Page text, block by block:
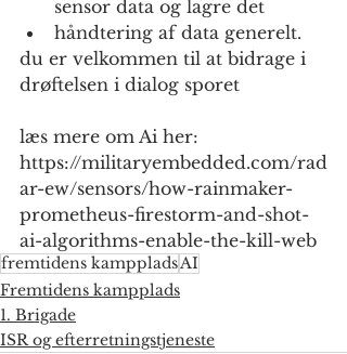
sensor data og lagre det
håndtering af data generelt.
du er velkommen til at bidrage i
drøftelsen i dialog sporet
læs mere om Ai her:
https://militaryembedded.com/rad
ar-ew/sensors/how-rainmaker-
prometheus-firestorm-and-shot-
ai-algorithms-enable-the-kill-web
fremtidens kamppladsAI
Fremtidens kampplads
1. Brigade
ISR og efterretningstjeneste